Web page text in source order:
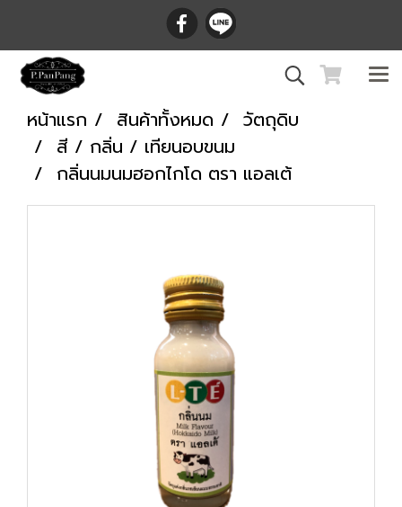
หน้าแรก สินค้าทั้งหมด
วัตถุดิบ
สี / กลิ่น / เทียนอบขนม
กลิ่นนมนมฮอกไกโด ตรา แอลเต้